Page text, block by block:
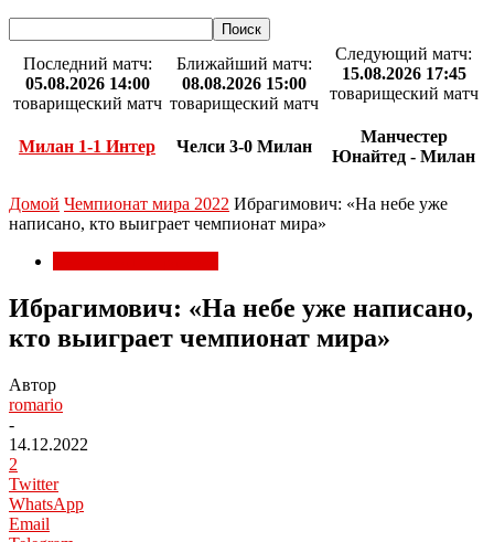
Последний матч:
05.08.2026 14:00
товарищеский матч
Милан 1-1 Интер
Ближайший матч:
08.08.2026 15:00
товарищеский матч
Челси 3-0 Милан
Следующий матч:
15.08.2026 17:45
товарищеский матч
Манчестер
Юнайтед - Милан
Домой Чемпионат мира 2022 Ибрагимович: «На небе уже
написано, кто выиграет чемпионат мира»
Ибрагимович: «На небе уже написано,
кто выиграет чемпионат мира»
Автор
romario
-
14.12.2022
2
Twitter
WhatsApp
Email